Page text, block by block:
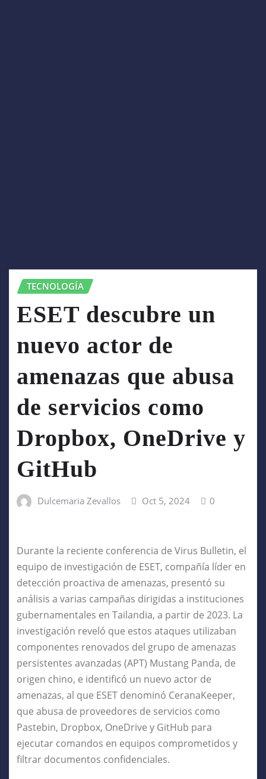
TECNOLOGÍA
ESET descubre un
nuevo actor de
amenazas que abusa
de servicios como
Dropbox, OneDrive y
GitHub
Dulcemaria Zevallos Oct 5, 2024 0
Durante la reciente conferencia de Virus Bulletin, el
equipo de investigación de ESET, compañía líder en
detección proactiva de amenazas, presentó su
análisis a varias campañas dirigidas a instituciones
gubernamentales en Tailandia, a partir de 2023. La
investigación reveló que estos ataques utilizaban
componentes renovados del grupo de amenazas
persistentes avanzadas (APT) Mustang Panda, de
origen chino, e identificó un nuevo actor de
amenazas, al que ESET denominó CeranaKeeper,
que abusa de proveedores de servicios como
Pastebin, Dropbox, OneDrive y GitHub para
ejecutar comandos en equipos comprometidos y
filtrar documentos confidenciales.